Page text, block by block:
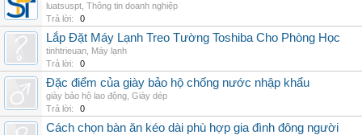
luatsuspt Thông tin doanh nghiệp
Trả lời:
0
Lắp Đặt Máy Lạnh Treo Tường Toshiba Cho Phòng Học
tinhtrieuan Máy lạnh
Trả lời:
0
Đặc điểm của giày bảo hộ chống nước nhập khẩu
giày bảo hộ lao động Giày dép
Trả lời:
0
Cách chọn bàn ăn kéo dài phù hợp gia đình đông người